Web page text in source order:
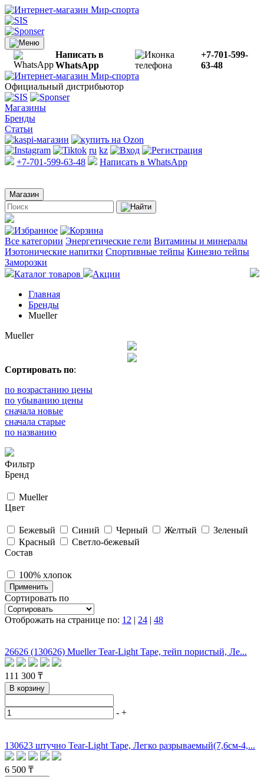
Написать в
WhatsApp
+7-701-599-
63-48
Официальный дистрибьютор
Магазины
Бренды
Статьи
ru kz
+7-701-599-63-48
Написать в WhatsApp
Магазин
Все категории Энергетические гели Витамины и минералы
Изотонические напитки Спортивные тейпы Кинезио тейпы
Заморозки
Каталог товаров
Акции
Главная
Бренды
Mueller
Mueller
Сортировать по:
по возрастанию цены
по убыванию цены
сначала новые
сначала старые
по названию
Фильтр
Бренд
Mueller
Цвет
Бежевый Синий Черный Желтый
Зеленый
Красный
Светло-бежевый
Состав
100% хлопок
Применить
Сортировать по
Отоброжать на странице по: 12 | 24 | 48
26626 (130626) Mueller Tear-Light Tape, тейп пористый, Ле...
111 300 ₸
В корзину
- +
130623 штучно Tear-Light Tape, Легко разрываемый(7,6см-4,...
6 500 ₸